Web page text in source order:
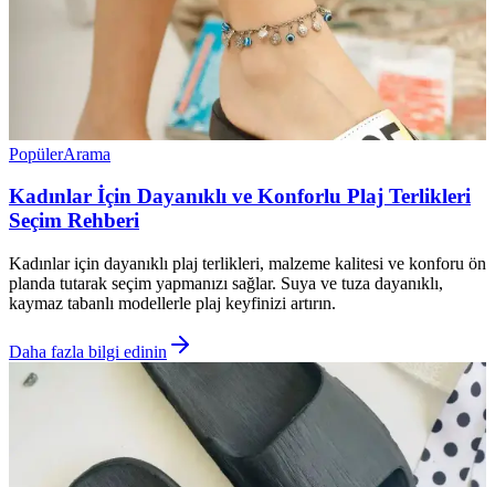
PopülerArama
Kadınlar İçin Dayanıklı ve Konforlu Plaj Terlikleri
Seçim Rehberi
Kadınlar için dayanıklı plaj terlikleri, malzeme kalitesi ve konforu ön
planda tutarak seçim yapmanızı sağlar. Suya ve tuza dayanıklı,
kaymaz tabanlı modellerle plaj keyfinizi artırın.
Daha fazla bilgi edinin